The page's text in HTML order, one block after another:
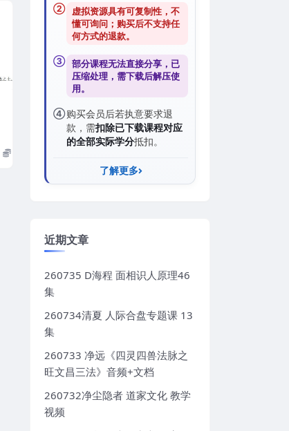
②
虚拟资源具有可复制性，不
懂可询问；购买后不支持任
何方式的退款。
③ 部分课程无法直接分享，已
压缩处理，需下载后解压使
用。
④购买会员后若执意要求退
款，需扣除已下载课程对应
的全部实际学分抵扣。
了解更多
近期文章
260735 D海程 面相识人原理46
集
260734清夏 人际合盘专题课 13
集
260733 净远《四灵四兽法脉之
旺文昌三法》音频+文档
260732净尘隐者 道家文化 教学
视频